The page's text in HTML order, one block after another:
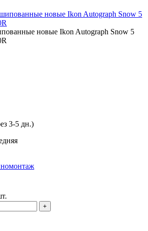
новые Ikon Autograph Snow 5
3-5 дн.)
+